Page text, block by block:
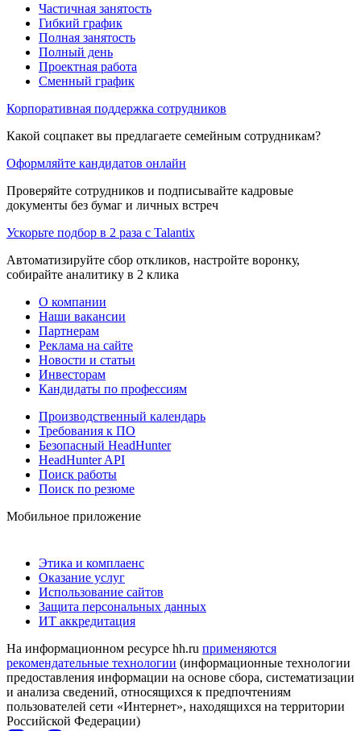
Частичная занятость
Гибкий график
Полная занятость
Полный день
Проектная работа
Сменный график
Корпоративная поддержка сотрудников
Какой соцпакет вы предлагаете семейным сотрудникам?
Оформляйте кандидатов онлайн
Проверяйте сотрудников и подписывайте кадровые
документы без бумаг и личных встреч
Ускорьте подбор в 2 раза с Talantix
Автоматизируйте сбор откликов, настройте воронку,
собирайте аналитику в 2 клика
О компании
Наши вакансии
Партнерам
Реклама на сайте
Новости и статьи
Инвесторам
Кандидаты по профессиям
Производственный календарь
Требования к ПО
Безопасный HeadHunter
HeadHunter API
Поиск работы
Поиск по резюме
Мобильное приложение
Этика и комплаенс
Оказание услуг
Использование сайтов
Защита персональных данных
ИТ аккредитация
На информационном ресурсе hh.ru применяются
рекомендательные технологии (информационные технологии
предоставления информации на основе сбора, систематизации
и анализа сведений, относящихся к предпочтениям
пользователей сети «Интернет», находящихся на территории
Российской Федерации)